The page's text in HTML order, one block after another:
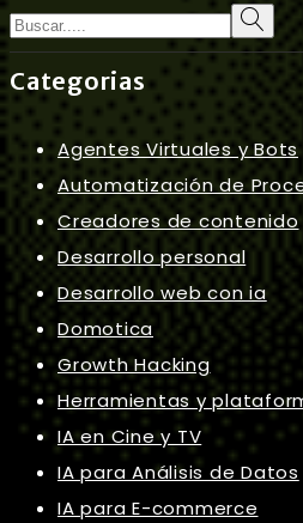
Categorias
Agentes Virtuales y Bots
Automatización de
Creadores de contenido
Desarrollo personal
Desarrollo web con ia
Domotica
Growth Hacking
Herramientas y
IA en Cine y TV
IA para Análisis de Datos
IA para E-commerce